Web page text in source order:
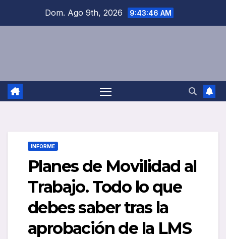
Dom. Ago 9th, 2026 9:43:47 AM
INFORME
Planes de Movilidad al
Trabajo. Todo lo que
debes saber tras la
aprobación de la LMS